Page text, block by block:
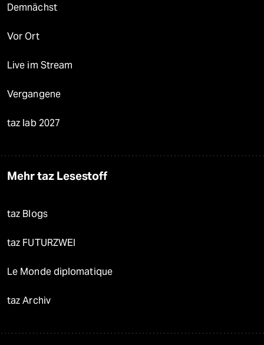
Demnächst
Vor Ort
Live im Stream
Vergangene
taz lab 2027
Mehr taz Lesestoff
taz Blogs
taz FUTURZWEI
Le Monde diplomatique
taz Archiv